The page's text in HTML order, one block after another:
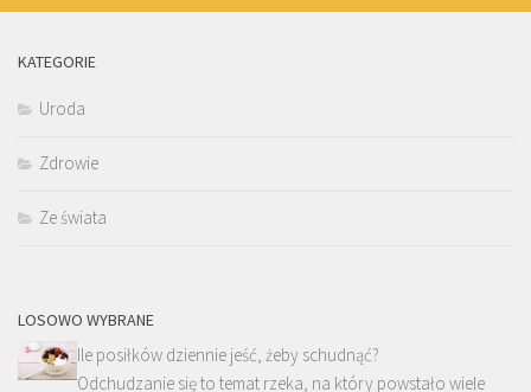
KATEGORIE
Uroda
Zdrowie
Ze świata
LOSOWO WYBRANE
Ile posiłków dziennie jeść, żeby schudnąć?
Odchudzanie się to temat rzeka, na który powstało wiele